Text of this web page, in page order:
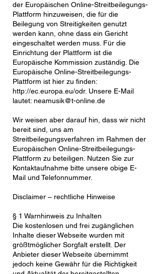
der Europäischen Online-Streitbeilegungs-
Plattform hinzuweisen, die für die
Beilegung von Streitigkeiten genutzt
werden kann, ohne dass ein Gericht
eingeschaltet werden muss. Für die
Einrichtung der Plattform ist die
Europäische Kommission zuständig. Die
Europäische Online-Streitbeilegungs-
Plattform ist hier zu finden:
http://ec.europa.eu/odr. Unsere E-Mail
lautet: neamusik@t-online.de
Wir weisen aber darauf hin, dass wir nicht
bereit sind, uns am
Streitbeilegungsverfahren im Rahmen der
Europäischen Online-Streitbeilegungs-
Plattform zu beteiligen. Nutzen Sie zur
Kontaktaufnahme bitte unsere obige E-
Mail und Telefonnummer.
Disclaimer – rechtliche Hinweise
§ 1 Warnhinweis zu Inhalten
Die kostenlosen und frei zugänglichen
Inhalte dieser Webseite wurden mit
größtmöglicher Sorgfalt erstellt. Der
Anbieter dieser Webseite übernimmt
jedoch keine Gewähr für die Richtigkeit